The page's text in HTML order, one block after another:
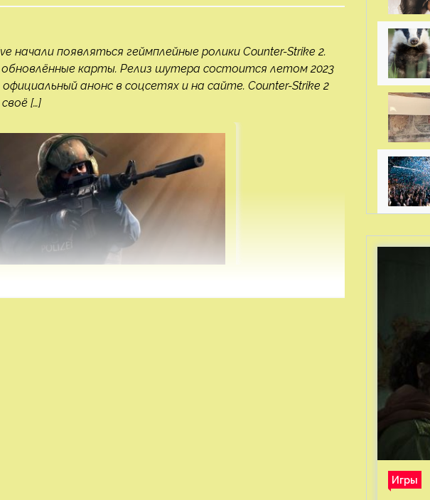
начали появляться геймплейные ролики Counter-Strike 2.
карты. Релиз шутера состоится летом 2023
анонс в соцсетях и на сайте. Counter-Strike 2
[…]
Игры